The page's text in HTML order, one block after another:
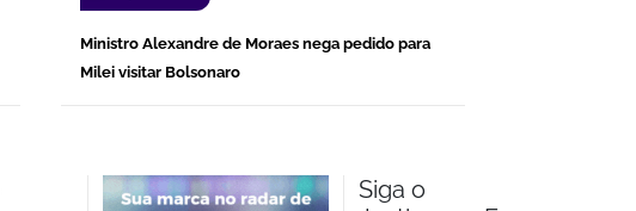
Ministro Alexandre de Moraes nega pedido para
Milei visitar Bolsonaro
Siga o